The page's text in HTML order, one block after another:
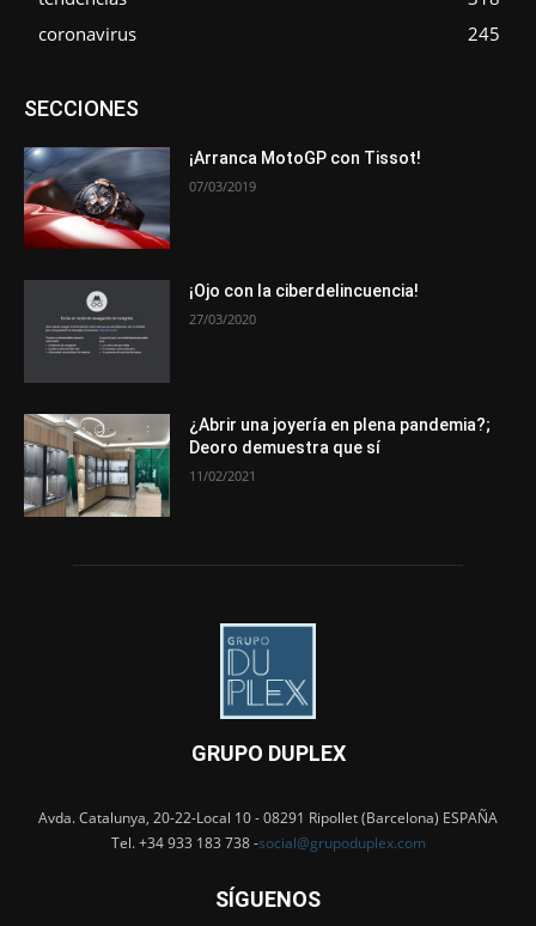
coronavirus
245
SECCIONESAsociaciones
Novedades
Opiniones Premios Secciones
¡Arranca MotoGP con Tissot!
07/03/2019
¡Ojo con la ciberdelincuencia!
27/03/2020
¿Abrir una joyería en plena pandemia?;
Deoro demuestra que sí
11/02/2021
GRUPO DUPLEX
Avda. Catalunya, 20-22-Local 10 - 08291 Ripollet (Barcelona) ESPAÑA
Tel. +34 933 183 738 -social@grupoduplex.com
SÍGUENOS